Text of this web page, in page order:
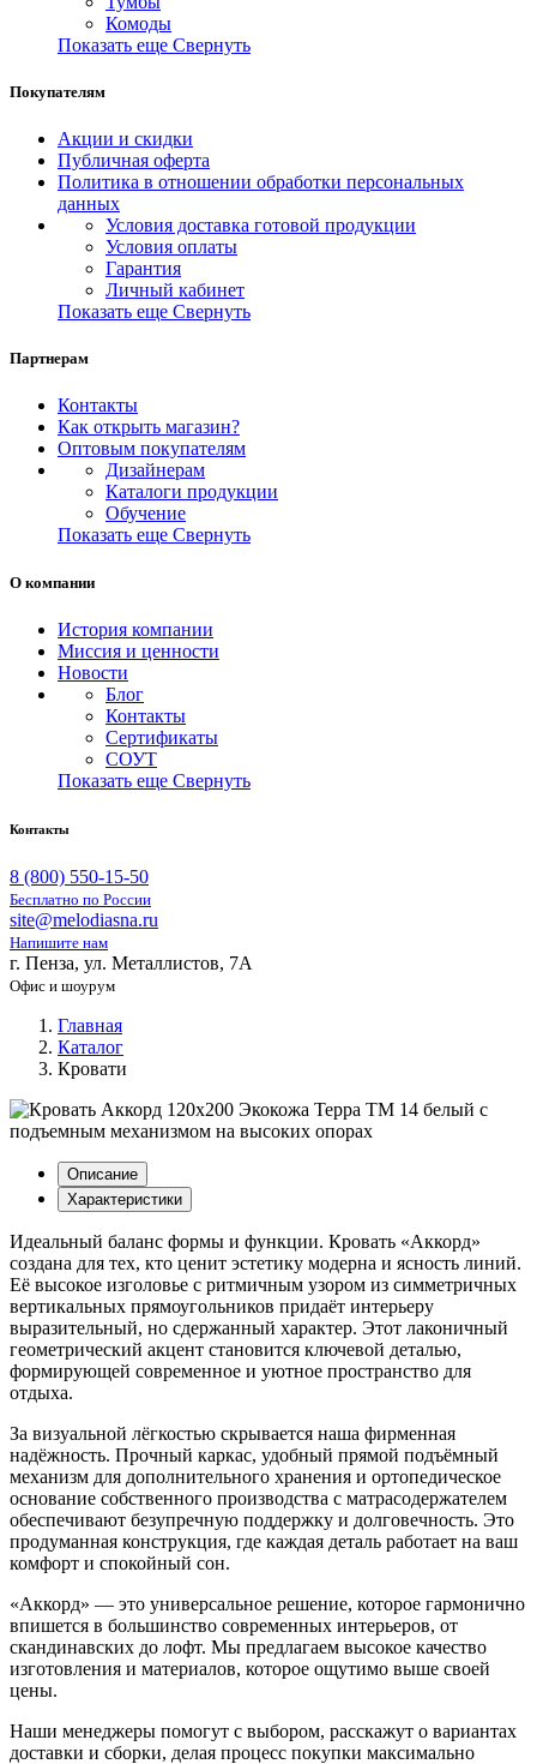
Комоды
Показать еще Свернуть
Покупателям
Акции и скидки
Публичная оферта
Политика в отношении обработки персональных
данных
Условия доставка готовой продукции
Условия оплаты
Гарантия
Личный кабинет
Показать еще Свернуть
Партнерам
Контакты
Как открыть магазин?
Оптовым покупателям
Дизайнерам
Каталоги продукции
Обучение
Показать еще Свернуть
О компании
История компании
Миссия и ценности
Новости
Блог
Контакты
Сертификаты
СОУТ
Показать еще Свернуть
Контакты
8 (800) 550-15-50
Бесплатно по России
site@melodiasna.ru
Напишите нам
г. Пенза, ул. Металлистов, 7А
Офис и шоурум
Главная
Каталог
Кровати
Описание
Характеристики
Идеальный баланс формы и функции. Кровать «Аккорд»
создана для тех, кто ценит эстетику модерна и ясность линий.
Её высокое изголовье с ритмичным узором из симметричных
вертикальных прямоугольников придаёт интерьеру
выразительный, но сдержанный характер. Этот лаконичный
геометрический акцент становится ключевой деталью,
формирующей современное и уютное пространство для
отдыха.
За визуальной лёгкостью скрывается наша фирменная
надёжность. Прочный каркас, удобный прямой подъёмный
механизм для дополнительного хранения и ортопедическое
основание собственного производства с матрасодержателем
обеспечивают безупречную поддержку и долговечность. Это
продуманная конструкция, где каждая деталь работает на ваш
комфорт и спокойный сон.
«Аккорд» — это универсальное решение, которое гармонично
впишется в большинство современных интерьеров, от
скандинавских до лофт. Мы предлагаем высокое качество
изготовления и материалов, которое ощутимо выше своей
цены.
Наши менеджеры помогут с выбором, расскажут о вариантах
доставки и сборки, делая процесс покупки максимально